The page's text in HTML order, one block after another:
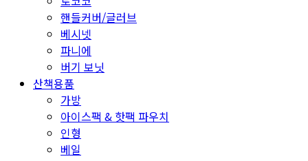
핸들커버/글러브
베시넷
파니에
버기 보닛
산책용품
가방
아이스팩 & 핫팩 파우치
인형
베일